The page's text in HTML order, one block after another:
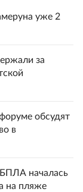
уже 2
за
обсудят
в
БПЛА началась
на пляже